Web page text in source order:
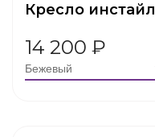
Кресло инстайл
14 200 ₽